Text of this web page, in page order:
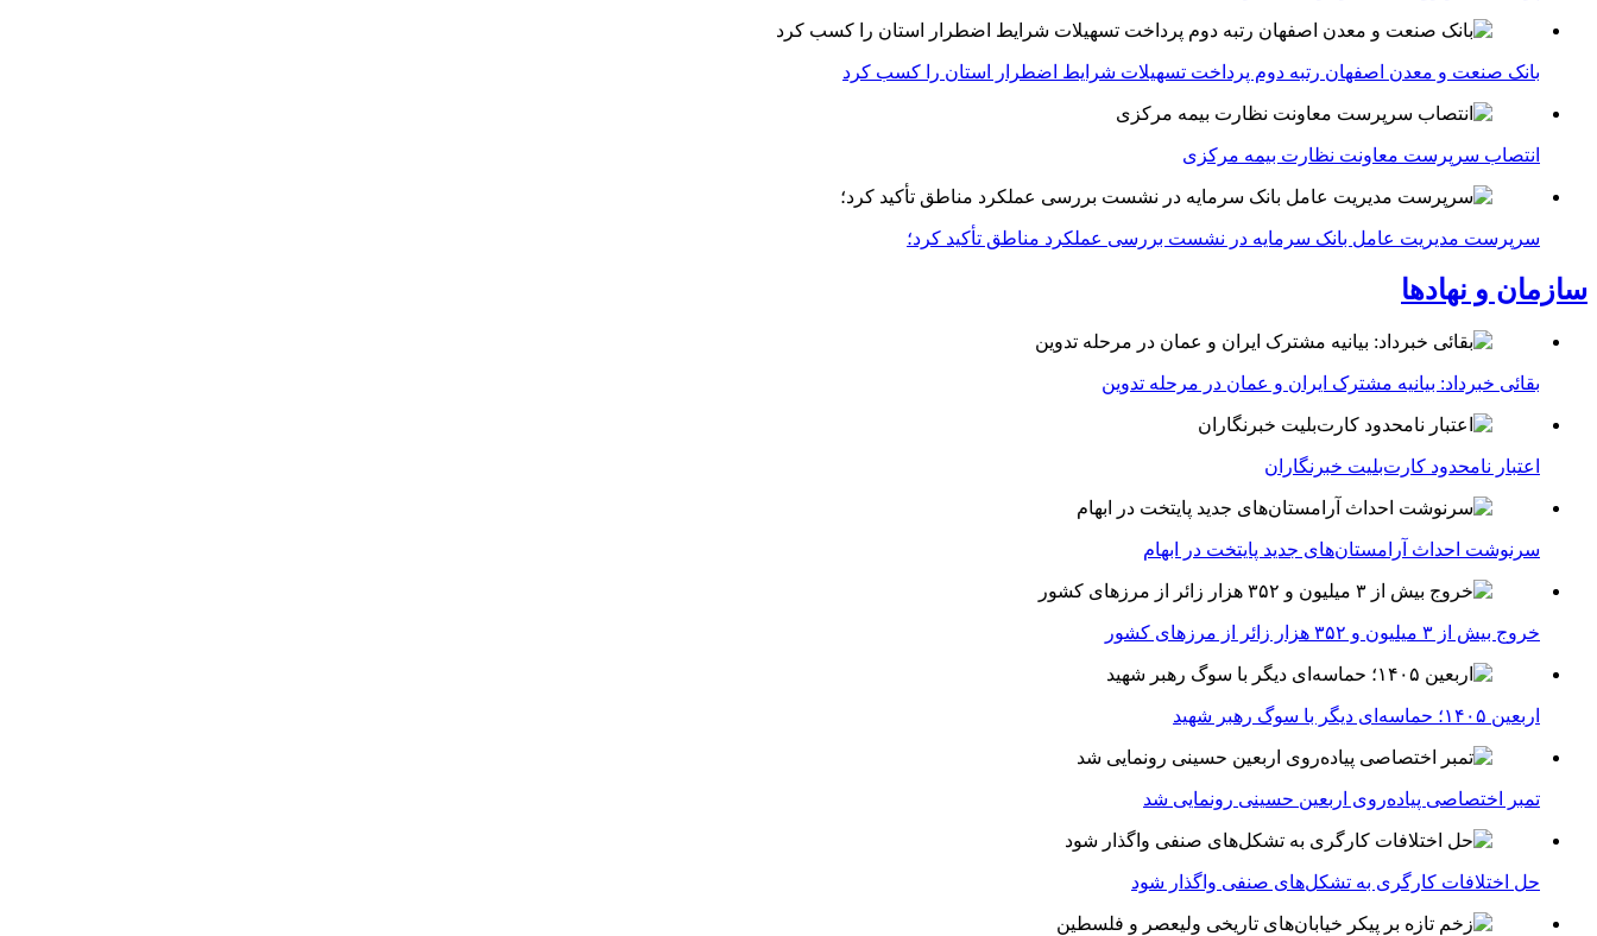
بانک صنعت و معدن اصفهان رتبه دوم پرداخت تسهیلات شرایط اضطرار استان را کسب کرد
انتصاب سرپرست معاونت نظارت بیمه مرکزی
سرپرست مدیریت عامل بانک سرمایه در نشست بررسی عملکرد مناطق تأکید کرد؛
سازمان و نهادها
بقائی خبرداد: بیانیه مشترک ایران و عمان در مرحله تدوین
اعتبار نامحدود کارت‌بلیت خبرنگاران
سرنوشت احداث آرامستان‌های جدید پایتخت در ابهام
خروج بیش از ۳ میلیون و ۳۵۲ هزار زائر از مرزهای کشور
اربعین ۱۴۰۵؛ حماسه‌ای دیگر با سوگ رهبر شهید
تمبر اختصاصی پیاده‌روی اربعین حسینی رونمایی شد
حل اختلافات کارگری به تشکل‌های صنفی واگذار شود